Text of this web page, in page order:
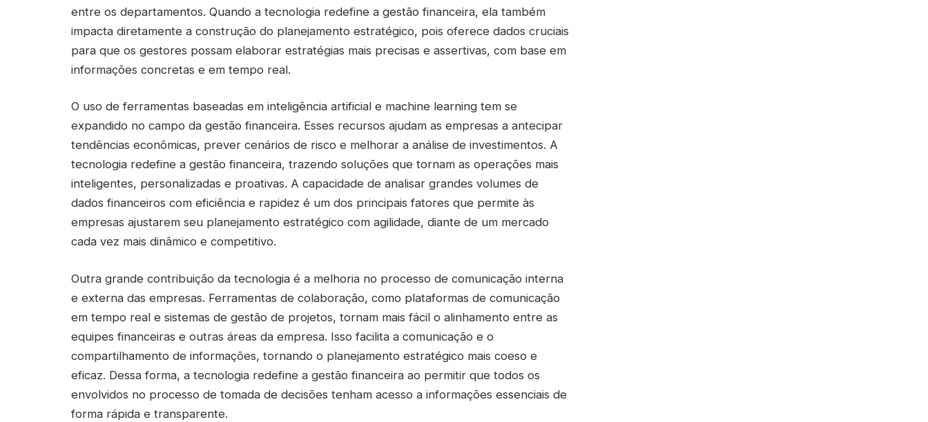
entre os departamentos. Quando a tecnologia redefine a gestão financeira, ela também
impacta diretamente a construção do planejamento estratégico, pois oferece dados cruciais
para que os gestores possam elaborar estratégias mais precisas e assertivas, com base em
informações concretas e em tempo real.
O uso de ferramentas baseadas em inteligência artificial e machine learning tem se
expandido no campo da gestão financeira. Esses recursos ajudam as empresas a antecipar
tendências econômicas, prever cenários de risco e melhorar a análise de investimentos. A
tecnologia redefine a gestão financeira, trazendo soluções que tornam as operações mais
inteligentes, personalizadas e proativas. A capacidade de analisar grandes volumes de
dados financeiros com eficiência e rapidez é um dos principais fatores que permite às
empresas ajustarem seu planejamento estratégico com agilidade, diante de um mercado
cada vez mais dinâmico e competitivo.
Outra grande contribuição da tecnologia é a melhoria no processo de comunicação interna
e externa das empresas. Ferramentas de colaboração, como plataformas de comunicação
em tempo real e sistemas de gestão de projetos, tornam mais fácil o alinhamento entre as
equipes financeiras e outras áreas da empresa. Isso facilita a comunicação e o
compartilhamento de informações, tornando o planejamento estratégico mais coeso e
eficaz. Dessa forma, a tecnologia redefine a gestão financeira ao permitir que todos os
envolvidos no processo de tomada de decisões tenham acesso a informações essenciais de
forma rápida e transparente.